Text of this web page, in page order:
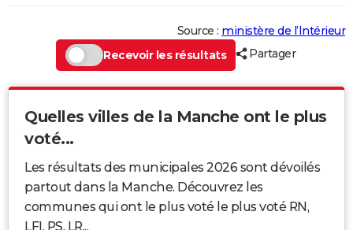
Source : ministère de l’Intérieur
Recevoir les résultats
Partager
Quelles villes de la Manche ont le plus
voté...
Les résultats des municipales 2026 sont dévoilés
partout dans la Manche. Découvrez les
communes qui ont le plus voté le plus voté RN,
LFI, PS, LR...